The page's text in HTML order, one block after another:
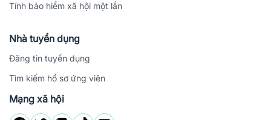
Tính bảo hiểm xã hội một lần
Nhà tuyển dụng
Đăng tin tuyển dụng
Tìm kiếm hồ sơ ứng viên
Mạng xã hội